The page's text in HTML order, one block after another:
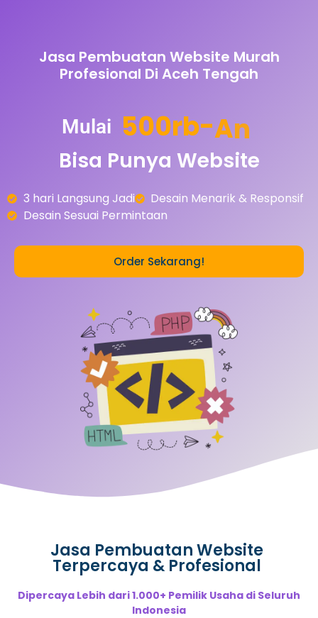
Jasa Pembuatan Website Murah
Profesional Di Aceh Tengah
Mulai 500rb-An
Bisa Punya Website
3 hari Langsung Jadi
Desain Menarik & Responsif
Desain Sesuai Permintaan
Order Sekarang!
Jasa Pembuatan Website
Terpercaya & Profesional
Dipercaya Lebih dari 1.000+ Pemilik Usaha di Seluruh
Indonesia